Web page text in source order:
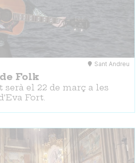
Sant Andreu
Folk
serà el 22 de març a les
Fort.